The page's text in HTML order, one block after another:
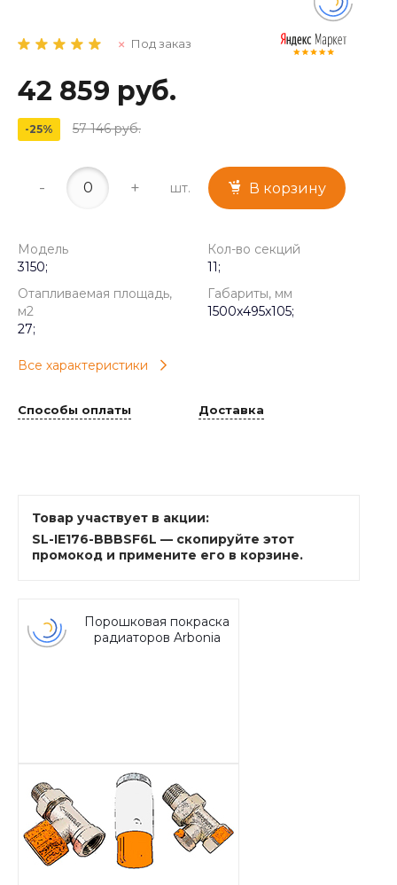
Под заказ
42 859 руб.
-25% 57 146 руб.
- + шт. В корзину
Модель
3150;
Кол-во секций
11;
Отапливаемая площадь,
м2
27;
Габариты, мм
1500x495x105;
Все характеристики
Способы оплаты Доставка
Товар участвует в акции:
SL-IE176-BBBSF6L — скопируйте этот
промокод и примените его в корзине.
Порошковая покраска
радиаторов Arbonia